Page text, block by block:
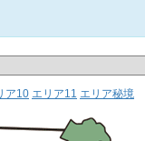
ア10 エリア11 エリア秘境